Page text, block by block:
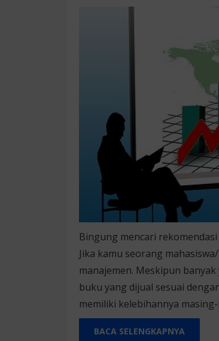
Bingung mencari
Jika kamu seorang
manajemen. Meskipun
buku yang dijual sesuai
memiliki kelebihannya
BACA SELENGKAPNYA